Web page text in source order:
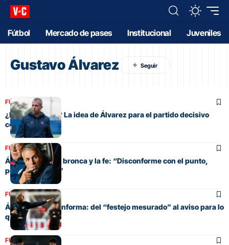
Fútbol Mercado de pases Institucional Juveniles
Gustavo Álvarez
FÚTBOL
¿Los mismos 11? La idea de Álvarez para el partido decisivo
contra Platense
FÚTBOL
Álvarez, entre la bronca y la fe: “Disconforme con el punto,
pero se va a dar”
FÚTBOL
Álvarez no se conforma: del “festejo mesurado” al aviso para lo
que viene
FÚTBOL